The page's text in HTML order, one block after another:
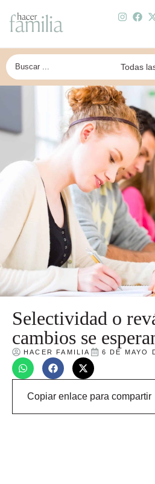
Selectividad o
cambios se
HACER FAMILIA 6 DE MAYO
Copiar enlace para compartir